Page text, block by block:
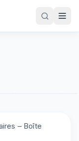
– Boîte